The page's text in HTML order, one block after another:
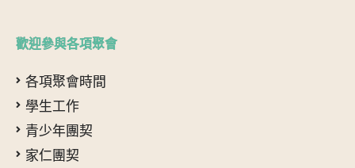
歡迎參與各項聚會
各項聚會時間
學生工作
青少年團契
家仁團契